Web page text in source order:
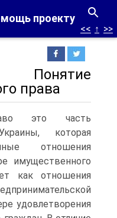
проекту
<< ↑ >>
права
это часть
которая
отношения
имущественного
как отношения
удовлетворения